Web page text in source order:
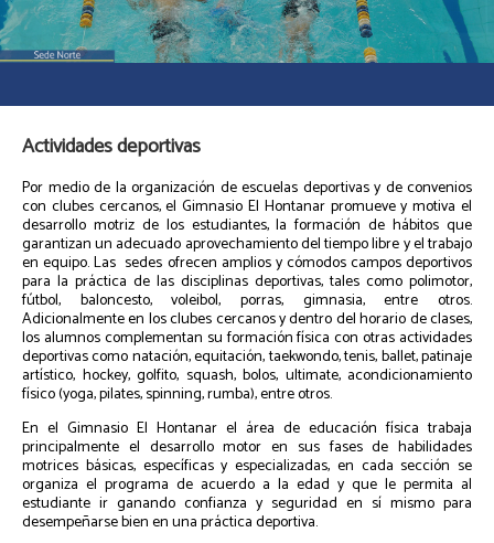
Actividades deportivas
Por medio de la organización de escuelas deportivas y de convenios
con clubes cercanos, el Gimnasio El Hontanar promueve y motiva el
desarrollo motriz de los estudiantes, la formación de hábitos que
garantizan un adecuado aprovechamiento del tiempo libre y el trabajo
en equipo. Las sedes ofrecen amplios y cómodos campos deportivos
para la práctica de las disciplinas deportivas, tales como polimotor,
fútbol, baloncesto, voleibol, porras, gimnasia, entre otros.
Adicionalmente en los clubes cercanos y dentro del horario de clases,
los alumnos complementan su formación física con otras actividades
deportivas como natación, equitación, taekwondo, tenis, ballet, patinaje
artístico, hockey, golfito, squash, bolos, ultimate, acondicionamiento
físico (yoga, pilates, spinning, rumba), entre otros.
En el Gimnasio El Hontanar el área de educación física trabaja
principalmente el desarrollo motor en sus fases de habilidades
motrices básicas, específicas y especializadas, en cada sección se
organiza el programa de acuerdo a la edad y que le permita al
estudiante ir ganando confianza y seguridad en sí mismo para
desempeñarse bien en una práctica deportiva.